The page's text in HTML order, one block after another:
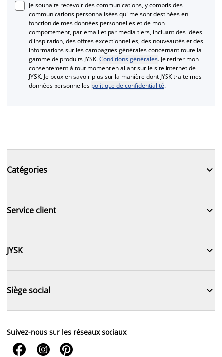
Je souhaite recevoir des communications, y compris des
communications personnalisées qui me sont destinées en
fonction de mes données personnelles et de mon
comportement, par email et par media tiers, incluant des idées
d'inspiration, des offres exceptionnelles, des nouveautés et des
informations sur les campagnes générales concernant toute la
gamme de produits JYSK.Conditions générales. Je retirer mon
consentement à tout moment en allant sur le site internet de
JYSK. Je peux en savoir plus sur la manière dont JYSK traite mes
données personnelles politique de confidentialité.
Catégories 
Service client 
JYSK 
Siège social 
Suivez-nous sur les réseaux sociaux
  